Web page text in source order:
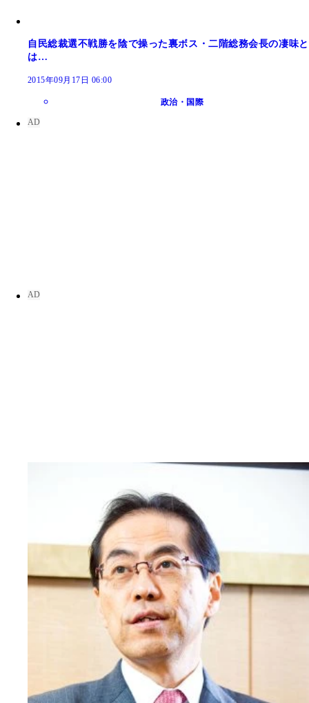
自民総裁選不戦勝を陰で操った裏ボス・二階総務会長の凄味と
は…
2015年09月17日 06:00
政治・国際